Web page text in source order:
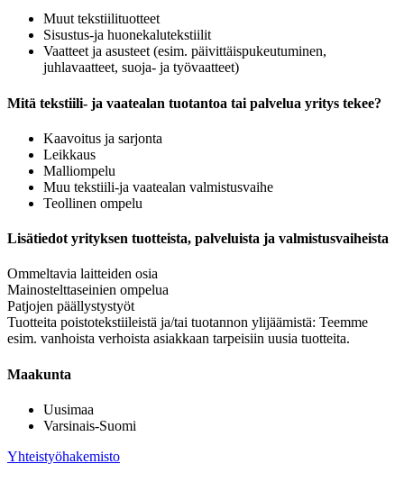
Muut tekstiilituotteet
Sisustus-ja huonekalutekstiilit
Vaatteet ja asusteet (esim. päivittäispukeutuminen,
juhlavaatteet, suoja- ja työvaatteet)
Mitä tekstiili- ja vaatealan tuotantoa tai palvelua yritys tekee?
Kaavoitus ja sarjonta
Leikkaus
Malliompelu
Muu tekstiili-ja vaatealan valmistusvaihe
Teollinen ompelu
Lisätiedot yrityksen tuotteista, palveluista ja valmistusvaiheista
Ommeltavia laitteiden osia
Mainostelttaseinien ompelua
Patjojen päällystystyöt
Tuotteita poistotekstiileistä ja/tai tuotannon ylijäämistä: Teemme
esim. vanhoista verhoista asiakkaan tarpeisiin uusia tuotteita.
Maakunta
Uusimaa
Varsinais-Suomi
Yhteistyöhakemisto